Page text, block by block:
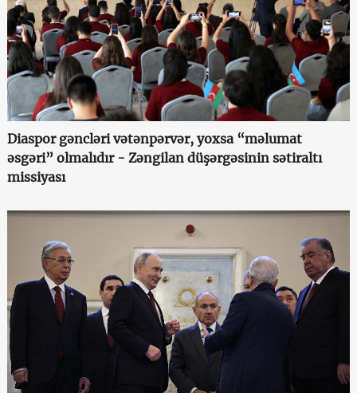
Diaspor gəncləri vətənpərvər, yoxsa “məlumat
əsgəri” olmalıdır - Zəngilan düşərgəsinin sətiraltı
missiyası